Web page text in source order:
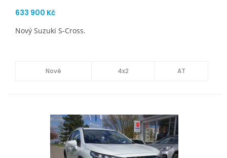
633 900 Kč
Nový Suzuki S-Cross.
Nové 4x2 AT